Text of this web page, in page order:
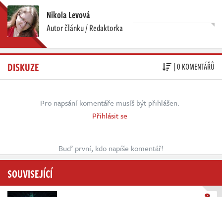
Nikola Levová
Autor článku / Redaktorka
DISKUZE | 0 KOMENTÁŘŮ
Pro napsání komentáře musíš být přihlášen.
Přihlásit se
Buď první, kdo napíše komentář!
SOUVISEJÍCÍ